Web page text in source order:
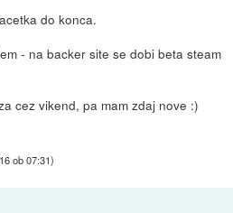
do konca.
- na backer site se dobi beta steam
cez vikend, pa mam zdaj nove :)
ob 07:31)